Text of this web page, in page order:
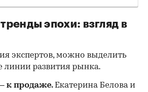
эпохи: взгляд в
экспертов, можно выделить
линии развития рынка.
к продаже. Екатерина Белова и